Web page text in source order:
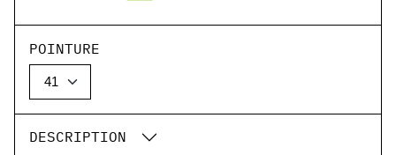
POINTURE
DESCRIPTION